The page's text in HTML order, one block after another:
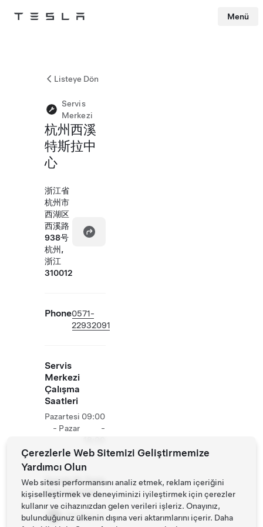
Tesla Menü
Listeye Dön
Servis
Merkezi
杭州西溪
特斯拉中
心
浙江省
杭州市
西湖区
西溪路
938号
杭州,
浙江
310012
Phone0571-
22932091
Servis
Merkezi
Çalışma
Saatleri
Pazartesi
- Pazar
09:00
-
Tesiste Ek Tesla
Operasyonları
Mağaza
Çerezlerle Web Sitemizi Geliştirmemize
Yardımcı Olun
Web sitesi performansını analiz etmek, reklam içeriğini
kişiselleştirmek ve deneyiminizi iyileştirmek için çerezler
kullanır ve cihazınızdan gelen verileri işleriz. Onayınız,
bulunduğunuz ülkenin dışına veri aktarımlarını içerir. Daha